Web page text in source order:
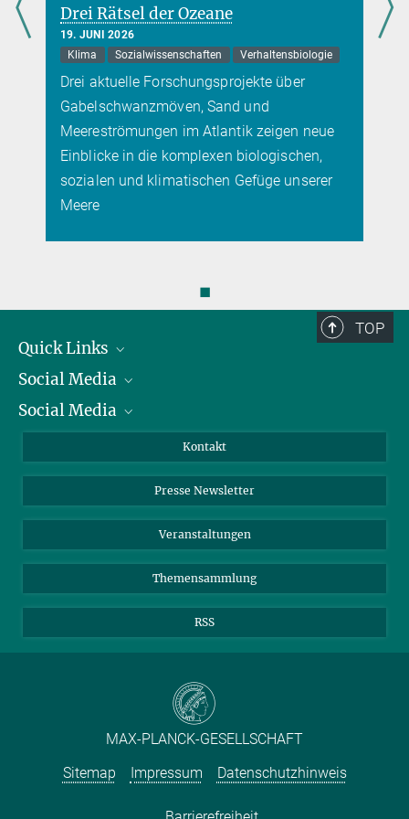
Drei Rätsel der Ozeane
19. JUNI 2026
Klima
Sozialwissenschaften Verhaltensbiologie
Drei aktuelle Forschungsprojekte über
Gabelschwanzmöven, Sand und
Meereströmungen im Atlantik zeigen neue
Einblicke in die komplexen biologischen,
sozialen und klimatischen Gefüge unserer
Meere
◼
TOP
Quick Links
Präsident
Zahlen und Fakten
Meldestelle Fehlverhalten
Social Media
Bluesky
TikTok
Social Media
Instagram
YouTube
Kontakt
Presse Newsletter
Veranstaltungen
Themensammlung
RSS
MAX-PLANCK-GESELLSCHAFT
Sitemap
Impressum Datenschutzhinweis